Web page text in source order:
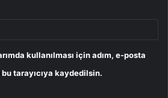
kullanılması için adım, e-posta
tarayıcıya kaydedilsin.